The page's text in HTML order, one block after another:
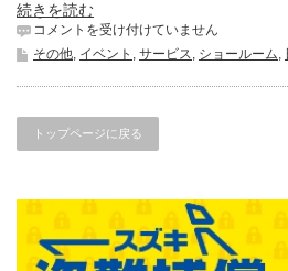
続きを読む
バ
イ
の
駅
は
コメントを受け付けていません
その他, イベント , サービス, ショールーム,
トップページに戻る